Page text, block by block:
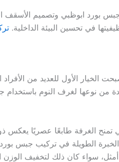
بورد ابوظبي وتصميم الأسقف
في تحسين البيئة الداخلية.
الخيار الأول للعديد من
نوعها لغرف النوم باستخدام
الغرفة طابعًا عصريًا يعكس
الطويلة في تركيب جبس
سواء كان ذلك لتخفيف الوزن